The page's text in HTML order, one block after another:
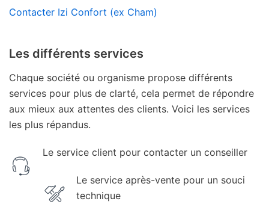
Contacter Izi Confort (ex Cham)
Les différents services
Chaque société ou organisme propose différents
services pour plus de clarté, cela permet de répondre
aux mieux aux attentes des clients. Voici les services
les plus répandus.
Le service client pour contacter un conseiller
Le service après-vente pour un souci
technique